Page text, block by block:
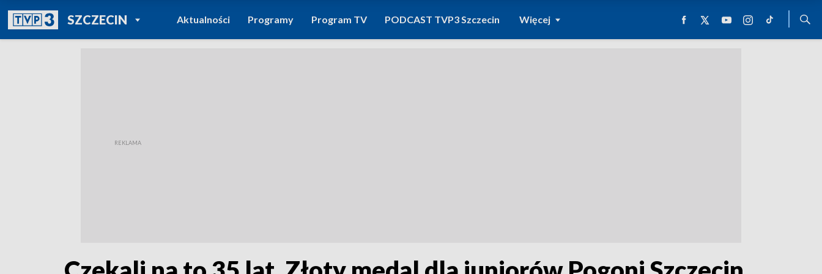
SZCZECINPOWRÓT DO
TVP REGIONY
Aktualności Programy Program TV PODCAST TVP3 Szczecin Więcej